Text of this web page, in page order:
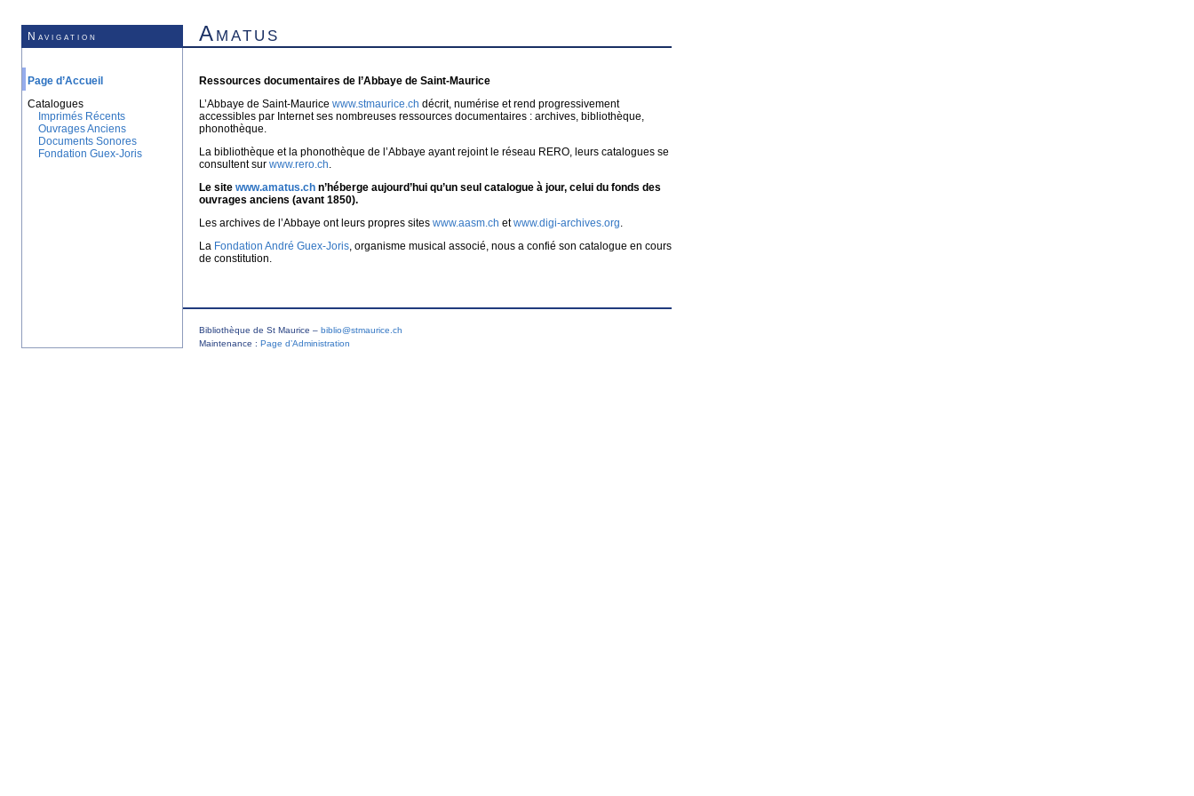
Navigation Amatus
Page d’Accueil
Catalogues
Imprimés Récents
Ouvrages Anciens
Documents Sonores
Fondation Guex-Joris
Ressources documentaires de l’Abbaye de Saint-Maurice
L’Abbaye de Saint-Maurice www.stmaurice.ch décrit, numérise et rend progressivement
accessibles par Internet ses nombreuses ressources documentaires : archives, bibliothèque,
phonothèque.
La bibliothèque et la phonothèque de l’Abbaye ayant rejoint le réseau RERO, leurs catalogues se
consultent sur www.rero.ch.
Le site www.amatus.ch n’héberge aujourd’hui qu’un seul catalogue à jour, celui du fonds des
ouvrages anciens (avant 1850).
Les archives de l’Abbaye ont leurs propres sites www.aasm.ch etwww.digi-archives.org.
La Fondation André Guex-Joris, organisme musical associé, nous a confié son catalogue en cours
de constitution.
Bibliothèque de St Maurice – biblio@stmaurice.ch
Maintenance : Page d’Administration